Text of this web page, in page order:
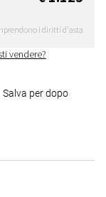
i diritti d'asta
vendere?
Salva per dopo